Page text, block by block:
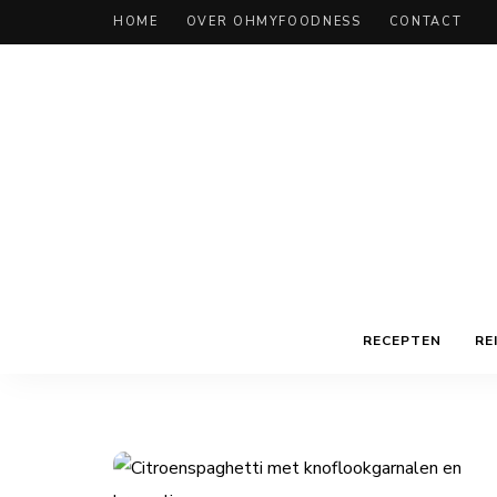
HOME OVER OHMYFOODNESS CONTACT
RECEPTEN